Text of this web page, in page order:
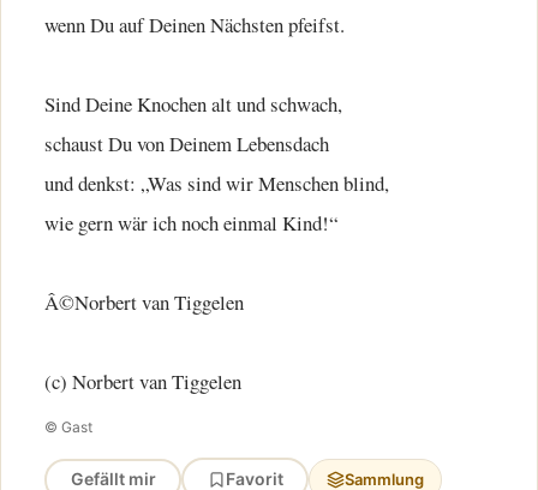
wenn Du auf Deinen Nächsten pfeifst.
Sind Deine Knochen alt und schwach,
schaust Du von Deinem Lebensdach
und denkst: „Was sind wir Menschen blind,
wie gern wär ich noch einmal Kind!“
Â©Norbert van Tiggelen
(c) Norbert van Tiggelen
© Gast
Gefällt mir Favorit Sammlung